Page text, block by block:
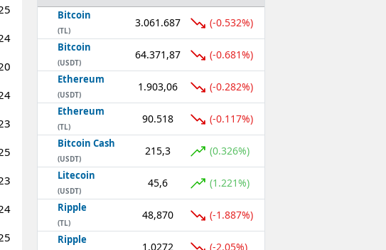
Bitcoin
(TL)
3.061.687 (-0.532%)
Bitcoin
(USDT)
64.371,87 (-0.681%)
Ethereum
(USDT)
1.903,06 (-0.282%)
Ethereum
(TL)
90.518 (-0.117%)
Bitcoin Cash
(USDT)
215,3 (0.326%)
Litecoin
(USDT)
45,6 (1.221%)
Ripple
(TL)
48,870 (-1.887%)
Ripple
1,0272 (-2.05%)